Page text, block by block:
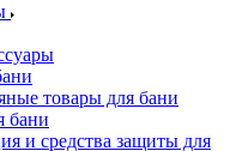
товары для бани
бани
и средства защиты для